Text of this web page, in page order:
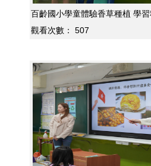
百齡國小學童體驗香草種植 學習
觀看次數：
507